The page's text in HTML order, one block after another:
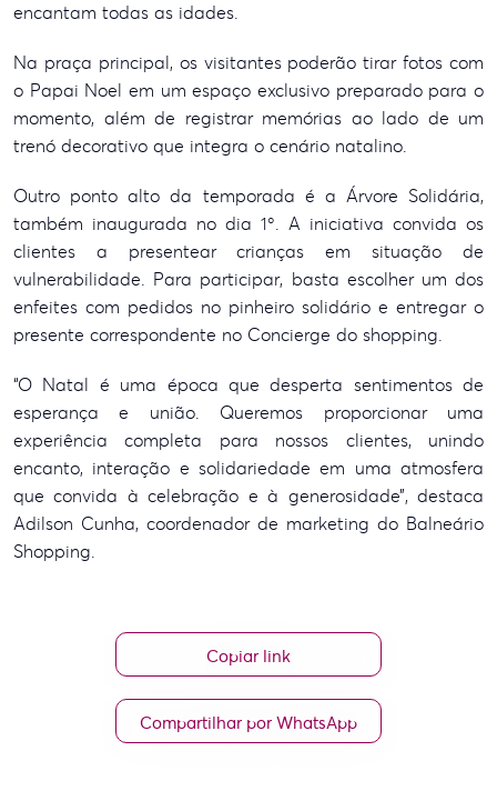
encantam todas as idades.
Na praça principal, os visitantes poderão tirar fotos com
o Papai Noel em um espaço exclusivo preparado para o
momento, além de registrar memórias ao lado de um
trenó decorativo que integra o cenário natalino.
Outro ponto alto da temporada é a Árvore Solidária,
também inaugurada no dia 1º. A iniciativa convida os
clientes a presentear crianças em situação de
vulnerabilidade. Para participar, basta escolher um dos
enfeites com pedidos no pinheiro solidário e entregar o
presente correspondente no Concierge do shopping.
“O Natal é uma época que desperta sentimentos de
esperança e união. Queremos proporcionar uma
experiência completa para nossos clientes, unindo
encanto, interação e solidariedade em uma atmosfera
que convida à celebração e à generosidade”, destaca
Adilson Cunha, coordenador de marketing do Balneário
Shopping.
Copiar link
Compartilhar por WhatsApp